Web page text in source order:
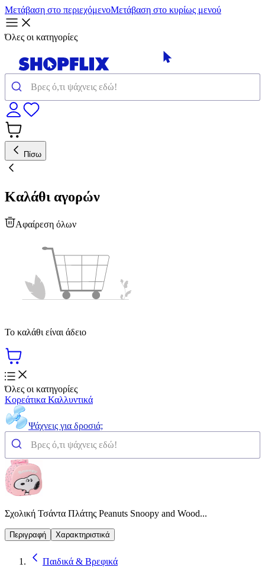
Μετάβαση στο περιεχόμενοΜετάβαση στο κυρίως μενού
Όλες οι κατηγορίες
Πίσω
Καλάθι αγορών
Αφαίρεση όλων
Το καλάθι είναι άδειο
Όλες οι κατηγορίες
Κορεάτικα Καλλυντικά
Ψάχνεις για δροσιά;
Σχολική Τσάντα Πλάτης Peanuts Snoopy and Wood...
Περιγραφή Χαρακτηριστικά
Παιδικά & Βρεφικά